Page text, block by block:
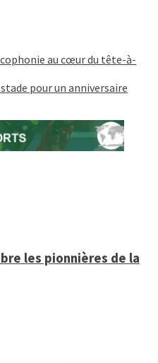
au cœur du tête-à-
pour un anniversaire
les pionnières de la